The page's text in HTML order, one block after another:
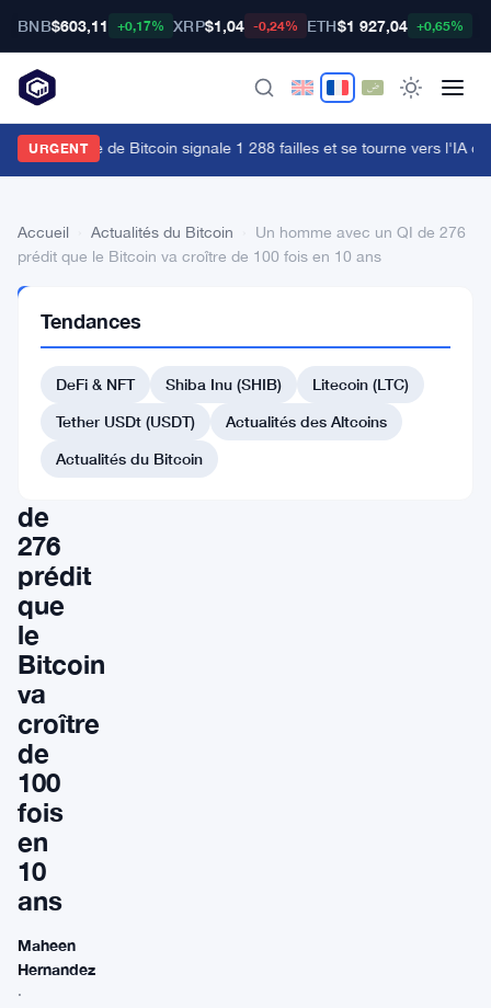
BNB$603,11 +0,17% XRP$1,04 -0,24% ETH$1 927,04 +0,65%
URGENT
rouge de Bitcoin signale 1 288 failles et se tourne vers l'IA
Accueil Actualités du Bitcoin
Un homme avec un QI de 276
prédit que le Bitcoin va croître de 100 fois en 10 ans
DU BITCOIN
homme
avec
de
276
prédit
que
le
Bitcoin
va
croître
de
100
fois
en
10
ans
Maheen
Hernandez
·
Tendances
DeFi & NFT Shiba Inu (SHIB)
Litecoin (LTC)
Tether USDt (USDT)
Actualités des Altcoins
Actualités du Bitcoin